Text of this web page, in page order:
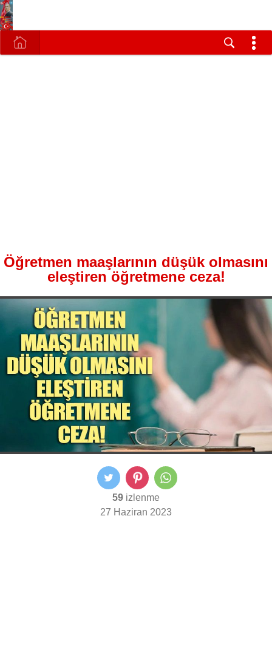
Öğretmen maaşlarının düşük olmasını
eleştiren öğretmene ceza!
59 izlenme
27 Haziran 2023